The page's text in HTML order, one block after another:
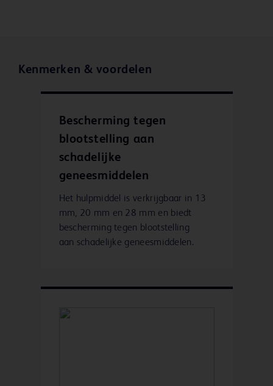
Kenmerken & voordelen
Bescherming tegen
blootstelling aan
schadelijke
geneesmiddelen
Het hulpmiddel is verkrijgbaar in 13
mm, 20 mm en 28 mm en biedt
bescherming tegen blootstelling
aan schadelijke geneesmiddelen.